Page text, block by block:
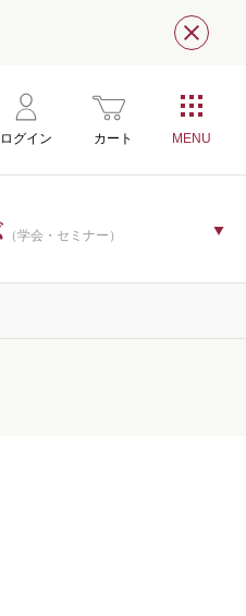
閉じ
ログイン カート
（学会・セミナー）